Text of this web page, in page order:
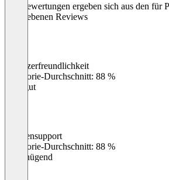
Die Bewertungen ergeben sich aus den für
abgegebenen Reviews
Benutzerfreundlichkeit
Kategorie-Durchschnitt: 88 %
Sehr gut
Kundensupport
Kategorie-Durchschnitt: 88 %
Ungenügend